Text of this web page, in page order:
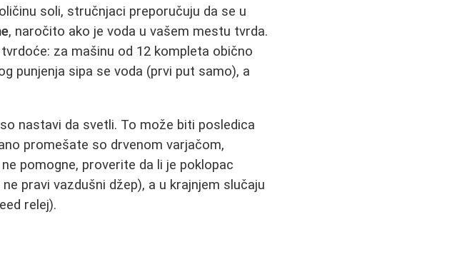
soli, stručnjaci preporučuju da se u
, naročito ako je voda u vašem mestu tvrda.
za mašinu od 12 kompleta obično
punjenja sipa se voda (prvi put samo), a
nastavi da svetli. To može biti posledica
promešate so drvenom varjačom,
pomogne, proverite da li je poklopac
pravi vazdušni džep), a u krajnjem slučaju
relej).